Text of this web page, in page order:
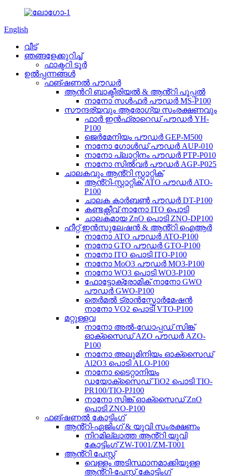
English
വീട്
ഞങ്ങളേക്കുറിച്ച്
ഫാക്ടറി ടൂർ
ഉൽപ്പന്നങ്ങൾ
ഫങ്ഷണൽ പൗഡർ
ആൻറി ബാക്ടീരിയൽ & ആൻ്റി പൂപ്പൽ
നാനോ സൾഫർ പൗഡർ MS-P100
സൗന്ദര്യവും ആരോഗ്യ സംരക്ഷണവും
ഫാർ ഇൻഫ്രാറെഡ് പൗഡർ YH-
P100
ജെർമേനിയം പൗഡർ GEP-M500
നാനോ ഗോൾഡ് പൗഡർ AUP-010
നാനോ പ്ലാറ്റിനം പൗഡർ PTP-P010
നാനോ സിൽവർ പൗഡർ AGP-P025
ചാലകവും ആൻ്റി സ്റ്റാറ്റിക്
ആൻ്റി-സ്റ്റാറ്റിക് ATO പൗഡർ ATO-
P100
ചാലക കാർബൺ പൗഡർ DT-P100
കണ്ടക്റ്റീവ് നാനോ ITO പൊടി
ചാലകമായ ZnO പൊടി ZNO-DP100
ഹീറ്റ് ഇൻസുലേഷൻ & ആൻ്റി ഐആർ
നാനോ ATO പൗഡർ ATO-P100
നാനോ GTO പൗഡർ GTO-P100
നാനോ ITO പൊടി ITO-P100
നാനോ MoO3 പൗഡർ MO3-P100
നാനോ WO3 പൊടി WO3-P100
ഫോട്ടോക്രോമിക് നാനോ GWO
പൗഡർ GWO-P100
തെർമൽ ട്രാൻസ്ഫോർമേഷൻ
നാനോ VO2 പൊടി VTO-P100
മറ്റുള്ളവ
നാനോ അൽ-ഡോപ്പഡ് സിങ്ക്
ഓക്സൈഡ് AZO പൗഡർ AZO-
P100
നാനോ അലുമിനിയം ഓക്സൈഡ്
Al2O3 പൊടി ALO-P100
നാനോ ടൈറ്റാനിയം
ഡയോക്സൈഡ് TiO2 പൊടി TIO-
PR100/TIO-PJ100
നാനോ സിങ്ക് ഓക്സൈഡ് ZnO
പൊടി ZNO-P100
ഫങ്ഷണൽ കോട്ടിംഗ്
ആൻ്റി-ഏജിംഗ് & യുവി സംരക്ഷണം
നിറമില്ലാത്ത ആൻ്റി യുവി
കോട്ടിംഗ് ZW-T001/ZM-T001
ആൻ്റി പേസ്റ്റ്
വെള്ളം അടിസ്ഥാനമാക്കിയുള്ള
ആൻ്റി-പേസ്റ്റ് കോട്ടിംഗ്